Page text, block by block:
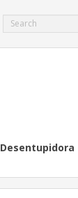
Desentupidora